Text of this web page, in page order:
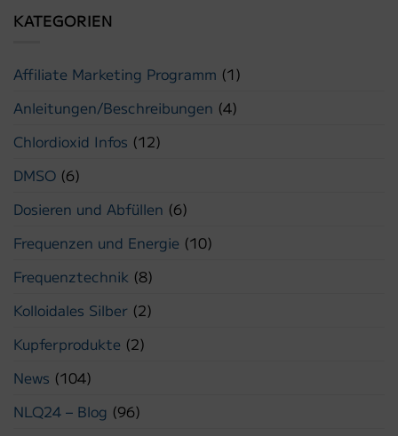
KATEGORIEN
Affiliate Marketing Programm (1)
Anleitungen/Beschreibungen (4)
Chlordioxid Infos (12)
DMSO (6)
Dosieren und Abfüllen (6)
Frequenzen und Energie (10)
Frequenztechnik (8)
Kolloidales Silber (2)
Kupferprodukte (2)
News (104)
NLQ24 – Blog (96)